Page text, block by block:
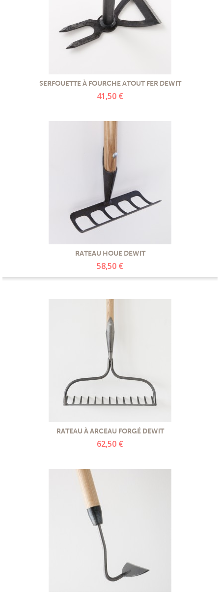
SERFOUETTE À FOURCHE ATOUT FER DEWIT
41,50 €
RATEAU HOUE DEWIT
58,50 €
RATEAU À ARCEAU FORGÉ DEWIT
62,50 €